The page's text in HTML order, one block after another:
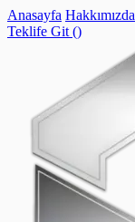
Anasayfa Hakkımızda
Teklife Git ()